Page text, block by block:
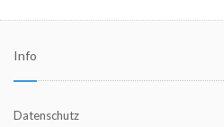
Info
Datenschutz